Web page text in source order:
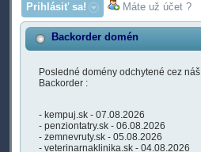
Prihlásiť sa! Máte už účet ?
Backorder domén
Posledné domény odchytené cez náš
Backorder :
- kempuj.sk - 07.08.2026
- penziontatry.sk - 06.08.2026
- zemnevruty.sk - 05.08.2026
- veterinarnaklinika.sk - 04.08.2026